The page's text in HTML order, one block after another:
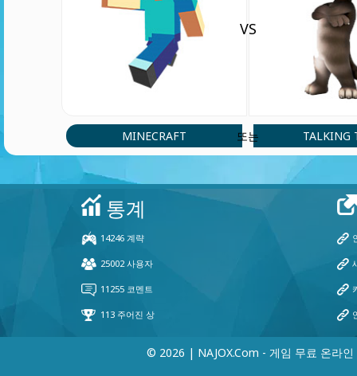
MINECRAFT
VS
또는 TALKING
© 2026 | NAJOX.com - 게임 무료 온라인